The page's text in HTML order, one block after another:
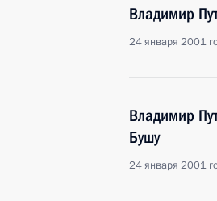
Владимир
24 января 2001
Владимир
Бушу
24 января 2001